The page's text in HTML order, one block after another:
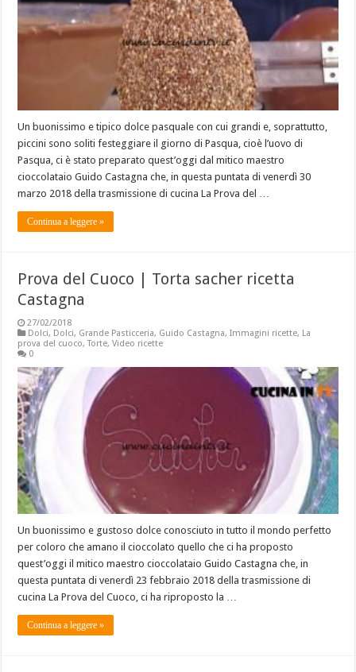
Un buonissimo e tipico dolce pasquale con cui grandi e, soprattutto,
piccini sono soliti festeggiare il giorno di Pasqua, cioè l’uovo di
Pasqua, ci è stato preparato quest’oggi dal mitico maestro
cioccolataio Guido Castagna che, in questa puntata di venerdì 30
marzo 2018 della trasmissione di cucina La Prova del …
Continua a leggere »
Prova del Cuoco | Torta sacher ricetta
Castagna
27/02/2018
Dolci, Dolci, Grande Pasticceria, Guido Castagna,Immagini ricette, La
prova del cuoco,Torte,Video ricette
0
Un buonissimo e gustoso dolce conosciuto in tutto il mondo perfetto
per coloro che amano il cioccolato quello che ci ha proposto
quest’oggi il mitico maestro cioccolataio Guido Castagna che, in
questa puntata di venerdì 23 febbraio 2018 della trasmissione di
cucina La Prova del Cuoco, ci ha riproposto la …
Continua a leggere »